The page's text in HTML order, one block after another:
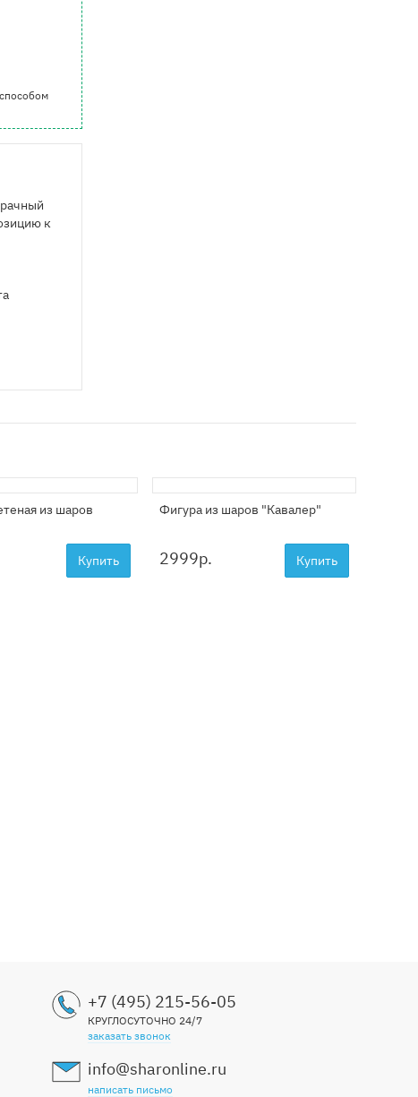
к
из шаров
Купить
Фигура из шаров "Кавалер"
2999р. Купить
+7 (495) 215-56-05
КРУГЛОСУТОЧНО 24/7
заказать звонок
info@sharonline.ru
написать письмо